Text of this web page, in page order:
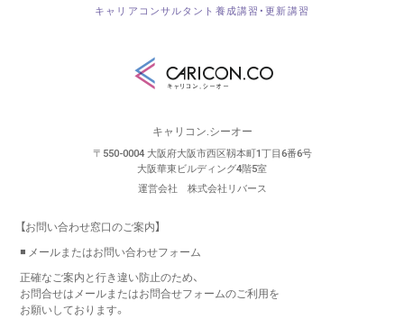
キャリアコンサルタント養成講習・更新講習
キャリコン.シーオー
〒550-0004 大阪府大阪市西区靱本町1丁目6番6号
大阪華東ビルディング4階5室
運営会社 株式会社リバース
【お問い合わせ窓口のご案内】
◾️ メールまたはお問い合わせフォーム
正確なご案内と行き違い防止のため、
お問合せはメールまたはお問合せフォームのご利用を
お願いしております。